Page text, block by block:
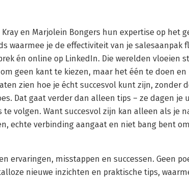
en Marjolein Bongers hun expertise op het
waarmee je de effectiviteit van je salesaanpak
én online op LinkedIn. Die werelden vloeien
geen kant te kiezen, maar het één te doen
zien hoe je écht succesvol kunt zijn, zonder
Dat gaat verder dan alleen tips – ze dagen je
volgen. Want succesvol zijn kan alleen als je
echte verbinding aangaat en niet bang bent
ervaringen, misstappen en successen. Geen
nieuwe inzichten en praktische tips,